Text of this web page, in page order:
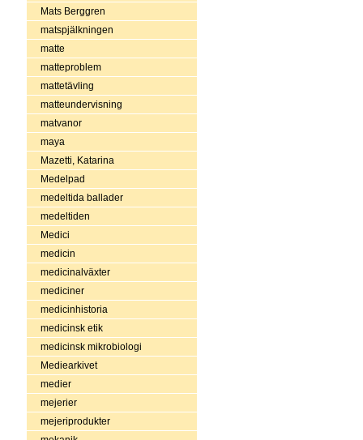
Mats Berggren
matspjälkningen
matte
matteproblem
mattetävling
matteundervisning
matvanor
maya
Mazetti, Katarina
Medelpad
medeltida ballader
medeltiden
Medici
medicin
medicinalväxter
mediciner
medicinhistoria
medicinsk etik
medicinsk mikrobiologi
Mediearkivet
medier
mejerier
mejeriprodukter